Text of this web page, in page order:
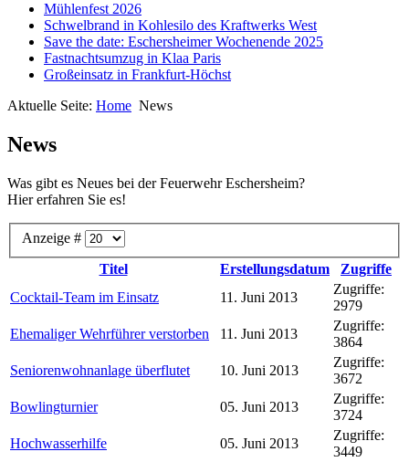
Mühlenfest 2026
Schwelbrand in Kohlesilo des Kraftwerks West
Save the date: Eschersheimer Wochenende 2025
Fastnachtsumzug in Klaa Paris
Großeinsatz in Frankfurt-Höchst
Aktuelle Seite: Home News
News
Was gibt es Neues bei der Feuerwehr Eschersheim?
Hier erfahren Sie es!
Anzeige #
Titel
Erstellungsdatum
Zugriffe
Cocktail-Team im Einsatz
11. Juni 2013
Zugriffe:
2979
Ehemaliger Wehrführer verstorben
11. Juni 2013
Zugriffe:
3864
Seniorenwohnanlage überflutet
10. Juni 2013
Zugriffe:
3672
Bowlingturnier
05. Juni 2013
Zugriffe:
3724
Hochwasserhilfe
05. Juni 2013
Zugriffe:
3449